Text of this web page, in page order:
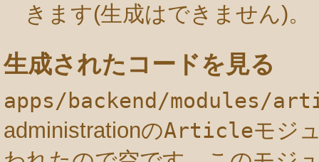
きます(生成はできません)。
生成されたコードを見る
apps/backend/modules/
administrationのArticleモジ